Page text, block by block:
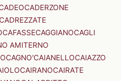
CADERZONE
CADREZZATE
CAFASSECAGGIANOCAGLI
AMITERNO
CAGNO'CAIANELLOCAIAZZO
CAIRANOCAIRATE